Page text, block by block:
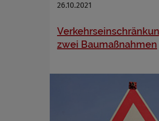
26.10.2021
zwei Baumaßnahmen